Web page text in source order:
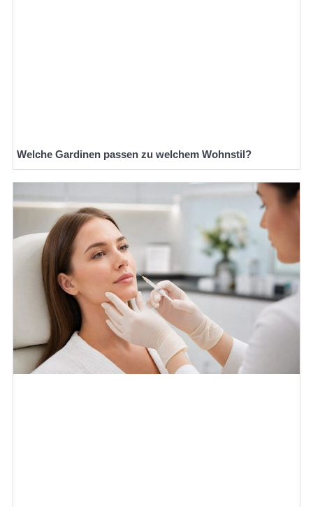
Welche Gardinen passen zu welchem Wohnstil?